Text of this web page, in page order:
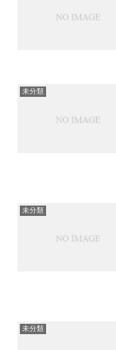
未分類
未分類
未分類